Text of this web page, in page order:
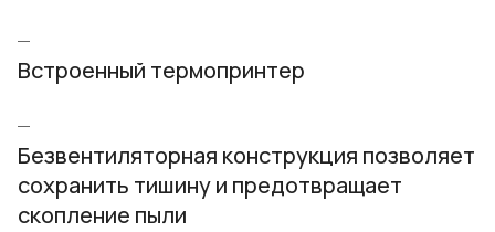
Встроенный термопринтер
Безвентиляторная конструкция позволяет
сохранить тишину и предотвращает
скопление пыли